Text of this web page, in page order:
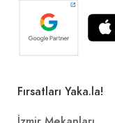
Fırsatları Yaka.la!